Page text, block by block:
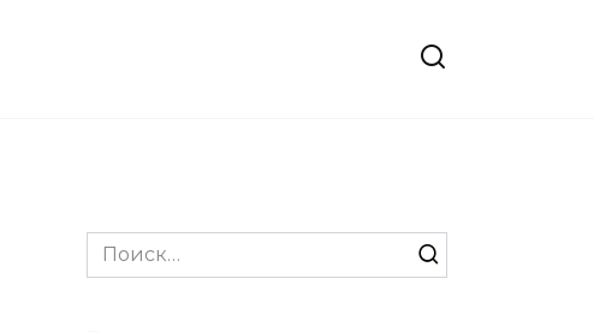
Search
for: